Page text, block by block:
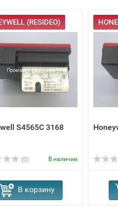
(RESIDEO)
S4565C 3168
(0) В наличии
В корзину